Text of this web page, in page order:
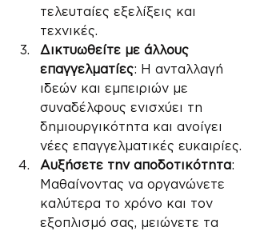
τελευταίες εξελίξεις και
τεχνικές.
Δικτυωθείτε με άλλους
επαγγελματίες: Η ανταλλαγή
ιδεών και εμπειριών με
συναδέλφους ενισχύει τη
δημιουργικότητα και ανοίγει
νέες επαγγελματικές ευκαιρίες.
Αυξήσετε την αποδοτικότητα:
Μαθαίνοντας να οργανώνετε
καλύτερα το χρόνο και τον
εξοπλισμό σας, μειώνετε τα